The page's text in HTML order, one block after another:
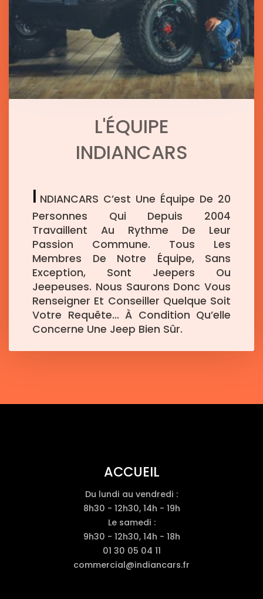
L'ÉQUIPE
INDIANCARS
I NDIANCARS C’est Une Équipe De 20
Personnes Qui Depuis 2004
Travaillent Au Rythme De Leur
Passion Commune. Tous Les
Membres De Notre Équipe, Sans
Exception, Sont Jeepers Ou
Jeepeuses. Nous Saurons Donc Vous
Renseigner Et Conseiller Quelque Soit
Votre Requête… À Condition Qu’elle
Concerne Une Jeep Bien Sûr.
ACCUEIL
Du lundi au vendredi :
8h30 - 12h30, 14h - 19h
Le samedi :
9h30 - 12h30, 14h - 18h
01 30 05 04 11
commercial@indiancars.fr